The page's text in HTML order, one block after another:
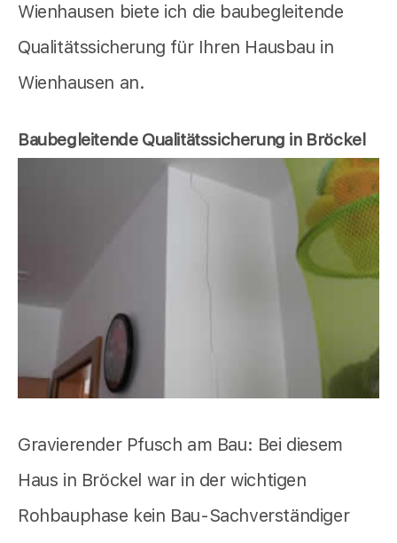
Wienhausen biete ich die baubegleitende
Qualitätssicherung für Ihren Hausbau in
Wienhausen an.
Baubegleitende Qualitätssicherung in Bröckel
Gravierender Pfusch am Bau: Bei diesem
Haus in Bröckel war in der wichtigen
Rohbauphase kein Bau-Sachverständiger